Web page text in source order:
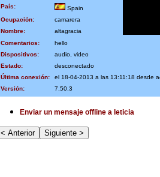
País:
Spain
Ocupación:
camarera
Nombre:
altagracia
Comentarios:
hello
Dispositivos:
audio, video
Estado:
desconectado
Última conexión:
el 18-04-2013 a las 13:11:18 desde
Versión:
7.50.3
Enviar un mensaje offline a leticia